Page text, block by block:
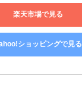
楽天市場で見る
ショッピングで見る